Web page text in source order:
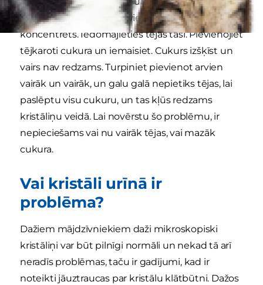
daudz noteiktu minerālvielu vai urīns kļūst pārāk
koncentrēts. Iedomājieties tējas tasi. Pievienojiet
tējkaroti cukura un iemaisiet. Cukurs izšķīst un
vairs nav redzams. Turpiniet pievienot arvien
vairāk un vairāk, un galu galā nepietiks tējas, lai
paslēptu visu cukuru, un tas kļūs redzams
kristāliņu veidā. Lai novērstu šo problēmu, ir
nepieciešams vai nu vairāk tējas, vai mazāk
cukura.
Vai kristāli urīnā ir
problēma?
Dažiem mājdzīvniekiem daži mikroskopiski
kristāliņi var būt pilnīgi normāli un nekad tā arī
neradīs problēmas, taču ir gadījumi, kad ir
noteikti jāuztraucas par kristālu klātbūtni. Dažos